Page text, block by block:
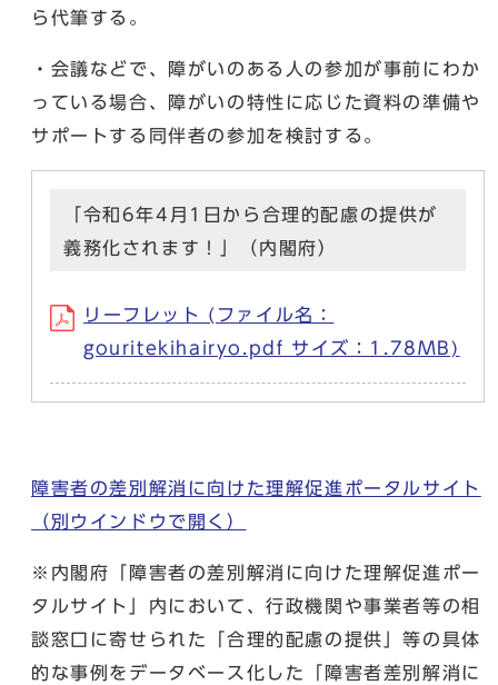
ら代筆する。
・会議などで、障がいのある人の参加が事前にわか
っている場合、障がいの特性に応じた資料の準備や
サポートする同伴者の参加を検討する。
「令和6年4月1日から合理的配慮の提供が
義務化されます！」（内閣府）
リーフレット (ファイル名：
gouritekihairyo.pdf サイズ：1.78MB)
障害者の差別解消に向けた理解促進ポータルサイト
（別ウインドウで開く）
※内閣府「障害者の差別解消に向けた理解促進ポー
タルサイト」内において、行政機関や事業者等の相
談窓口に寄せられた「合理的配慮の提供」等の具体
的な事例をデータベース化した「障害者差別解消に